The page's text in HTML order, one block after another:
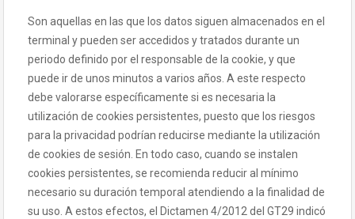
Son aquellas en las que los datos siguen almacenados en el
terminal y pueden ser accedidos y tratados durante un
periodo definido por el responsable de la cookie, y que
puede ir de unos minutos a varios años. A este respecto
debe valorarse específicamente si es necesaria la
utilización de cookies persistentes, puesto que los riesgos
para la privacidad podrían reducirse mediante la utilización
de cookies de sesión. En todo caso, cuando se instalen
cookies persistentes, se recomienda reducir al mínimo
necesario su duración temporal atendiendo a la finalidad de
su uso. A estos efectos, el Dictamen 4/2012 del GT29 indicó